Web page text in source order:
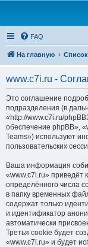
FAQ
На главную
www.c7i.ru -
Это соглашение
подразделения (в
«http://www.c7i.ru/
обеспечение phpBB»,
Teams») используют
пользовательских
Ваша информация
«www.c7i.ru» приведёт
определённого числа
в папку временных
содержат только
и идентификатор
автоматически
Третья cookie будет
«www.c7i.ru» и будет